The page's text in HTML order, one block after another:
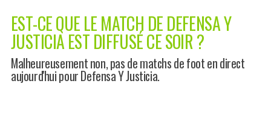
EST-CE QUE LE MATCH DE DEFENSA Y
JUSTICIA EST DIFFUSÉ CE SOIR ?
Malheureusement non, pas de matchs de foot en direct
aujourd'hui pour Defensa Y Justicia.